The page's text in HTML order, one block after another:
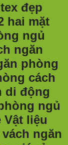
đẹp
hai mặt
ngủ
ngăn
phòng
cách
di động
ngủ
Vật liệu
ngăn